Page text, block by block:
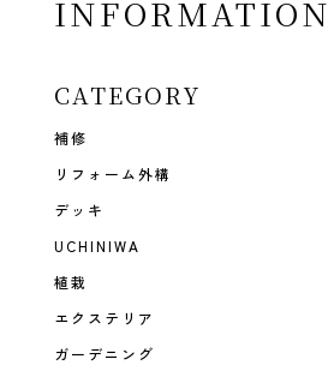
INFORMATION
CATEGORY
補修
リフォーム外構
デッキ
UCHINIWA
植栽
エクステリア
ガーデニング